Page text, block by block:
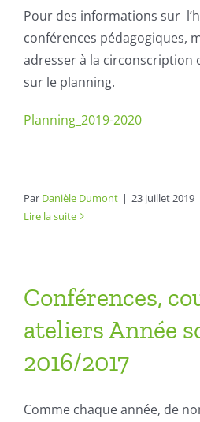
Pour des informations sur
conférences pédagogiques,
adresser à la circonscription
sur le planning.
Planning_2019-2020
Par Danièle Dumont | 23 juillet 2019
Lire la suite
Conférences,
ateliers Année
2016/2017
Comme chaque année, de